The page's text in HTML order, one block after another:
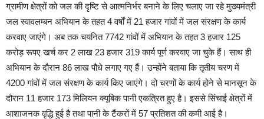
ग्रामीण क्षेत्रों को जल की दृष्टि से आत्मनिर्भर बनाने के लिए चलाए जा रहे मुख्यमंत्री
जल स्वावलम्बन अभियान के तहत 4 वर्षों में 21 हजार गांवों में जल संरक्षण के कार्य
करवाए जाएंगे। अब तक चयनित 7742 गांवों में अभियान के तहत 3 हजार 125
करोड़ रूपए खर्च कर 2 लाख 23 हजार 319 कार्य पूर्ण करवाए जा चुके हैं। साथ ही
अभियान के दौरान 86 लाख पौधे लगाए गए हैं। उन्होंने बताया कि तृतीय चरण में
4200 गांवों में जल संरक्षण के कार्य किए जाएंगे। दो चरणों के कार्य होने से मानसून के
दौरान 11 हजार 173 मिलियन क्यूबिक पानी एकत्रित हुए है। इससे सिंचाई क्षेत्रों में
आशाजनक वृद्धि हुई है तथा पानी के टैंकरों में 57 प्रतिशत की कमी आई है।